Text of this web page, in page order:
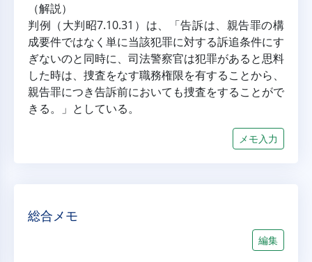
（解説）
判例（大判昭7.10.31）は、「告訴は、親告罪の構
成要件ではなく単に当該犯罪に対する訴追条件にす
ぎないのと同時に、司法警察官は犯罪があると思料
した時は、捜査をなす職務権限を有することから、
親告罪につき告訴前においても捜査をすることがで
きる。」としている。
メモ入力
総合メモ
編集